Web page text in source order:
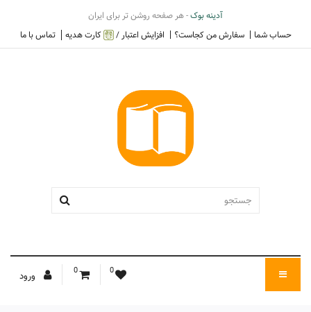
آدینه بوک- هر صفحه روشن تر برای ایران
حساب شما
سفارش من کجاست؟ افزایش اعتبار / کارت هدیه تماس با ما
0
0 ورود